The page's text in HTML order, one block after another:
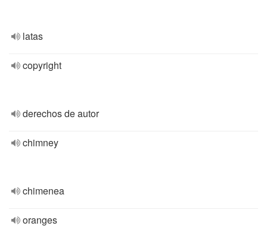
latas
copyright
derechos de autor
chimney
chimenea
oranges